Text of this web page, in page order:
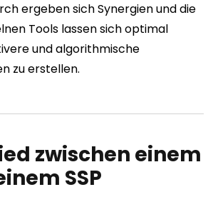
ergeben sich Synergien und die
Tools lassen sich optimal
und algorithmische
zu erstellen.
zwischen einem
SSP